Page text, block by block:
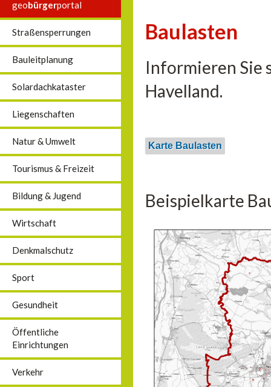
geobürgerportal
Straßensperrungen
Bauleitplanung
Solardachkataster
Liegenschaften
Natur & Umwelt
Tourismus & Freizeit
Bildung & Jugend
Wirtschaft
Denkmalschutz
Sport
Gesundheit
Öffentliche
Einrichtungen
Verkehr
Baulasten
Informieren Sie
Havelland.
Karte Baulasten
Beispielkarte